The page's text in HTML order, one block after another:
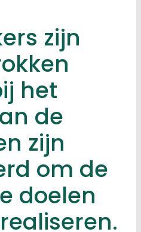
zijn
het
de
zijn
om de
doelen